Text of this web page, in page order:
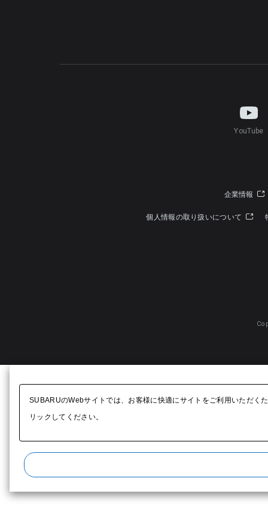
YouTube
企業情報
個人情報の取り扱いについて
SUBARUのWebサイトでは、お客様に快適にサイトをご利用いただく
リックしてください。​